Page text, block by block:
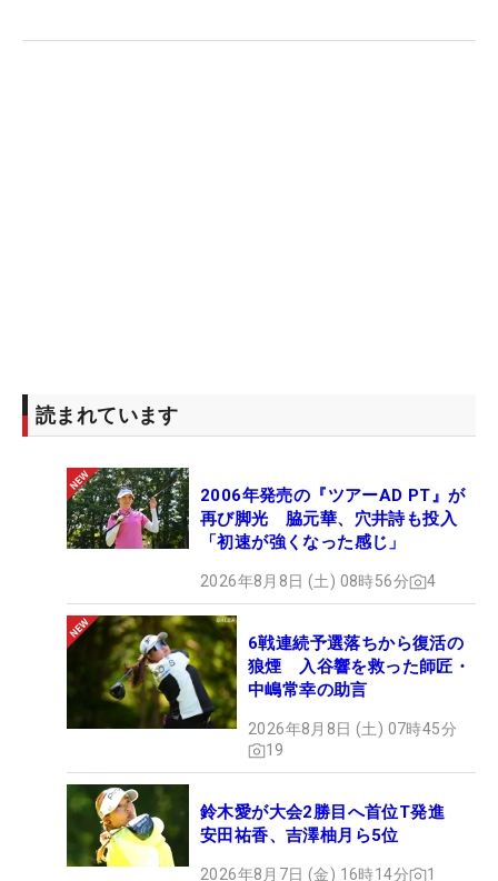
読まれています
2006年発売の『ツアーAD PT』が
再び脚光 脇元華、穴井詩も投入
「初速が強くなった感じ」
2026年8月8日 (土) 08時56分 4
6戦連続予選落ちから復活の
狼煙 入谷響を救った師匠・
中嶋常幸の助言
2026年8月8日 (土) 07時45分
19
鈴木愛が大会2勝目へ首位T発進
安田祐香、吉澤柚月ら5位
2026年8月7日 (金) 16時14分 1